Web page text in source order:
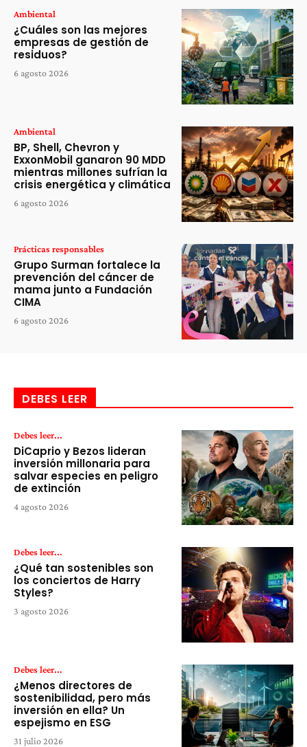
Ambiental
¿Cuáles son las mejores
empresas de gestión de
residuos?
6 agosto 2026
Ambiental
BP, Shell, Chevron y
ExxonMobil ganaron 90 MDD
mientras millones sufrían la
crisis energética y climática
6 agosto 2026
Prácticas responsables
Grupo Surman fortalece la
prevención del cáncer de
mama junto a Fundación
CIMA
6 agosto 2026
DEBES LEER
Debes leer...
DiCaprio y Bezos lideran
inversión millonaria para
salvar especies en peligro
de extinción
4 agosto 2026
Debes leer...
¿Qué tan sostenibles son
los conciertos de Harry
Styles?
3 agosto 2026
Debes leer...
¿Menos directores de
sostenibilidad, pero más
inversión en ella? Un
espejismo en ESG
31 julio 2026